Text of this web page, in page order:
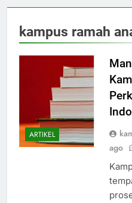
kampus ramah
ARTIKEL
ago